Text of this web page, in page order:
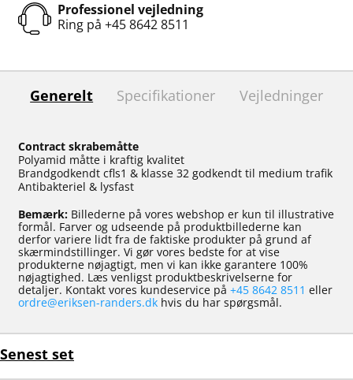
Professionel vejledning
Ring på +45 8642 8511
Generelt Specifikationer Vejledninger
Contract skrabemåtte
Polyamid måtte i kraftig kvalitet
Brandgodkendt cfls1 & klasse 32 godkendt til medium trafik
Antibakteriel & lysfast
Bemærk: Billederne på vores webshop er kun til illustrative
formål. Farver og udseende på produktbillederne kan
derfor variere lidt fra de faktiske produkter på grund af
skærmindstillinger. Vi gør vores bedste for at vise
produkterne nøjagtigt, men vi kan ikke garantere 100%
nøjagtighed. Læs venligst produktbeskrivelserne for
detaljer. Kontakt vores kundeservice på +45 8642 8511 eller
ordre@eriksen-randers.dk hvis du har spørgsmål.
Senest set